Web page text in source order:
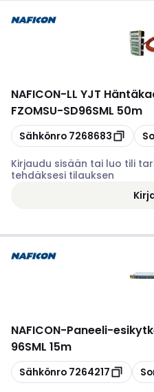
NAFICON-LL YJT
FZOMSU-SD96SML 50m
Kopioi
Sähkönro 7268683
Kirjaudu sisään tai luo tili
tehdäksesi tilauksen
NAFICON-Paneeli-
96SML 15m
Kopioi
Sähkönro 7264217